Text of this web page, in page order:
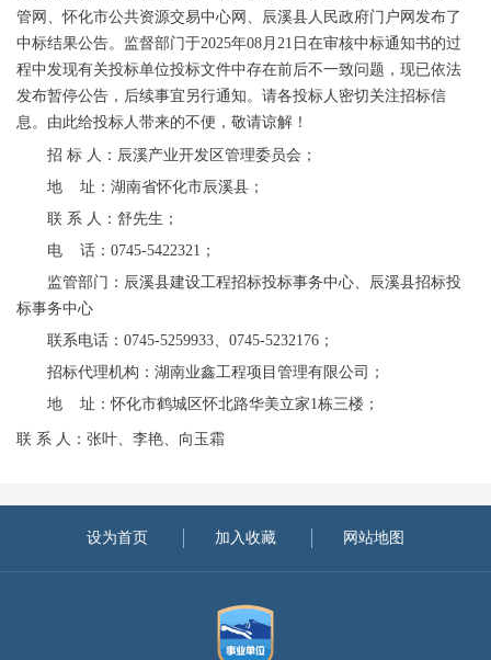
管网、怀化市公共资源交易中心网、辰溪县人民政府门户网发布了
中标结果公告。监督部门于2025年08月21日在审核中标通知书的过
程中发现有关投标单位投标文件中存在前后不一致问题，现已依法
发布暂停公告，后续事宜另行通知。请各投标人密切关注招标信
息。由此给投标人带来的不便，敬请谅解！
招 标 人：辰溪产业开发区管理委员会；
地
址：湖南省怀化市辰溪县；
联 系 人：舒先生；
电
话： 0745-5422321；
监管部门：辰溪县建设工程招标投标事务中心、辰溪县招标投
标事务中心
联系电话： 0745-5259933、0745-5232176；
招标代理机构：湖南业鑫工程项目管理有限公司；
地
址：怀化市鹤城区怀北路华美立家1栋三楼；
联 系 人：张叶、李艳、向玉霜
设为首页 加入收藏 网站地图